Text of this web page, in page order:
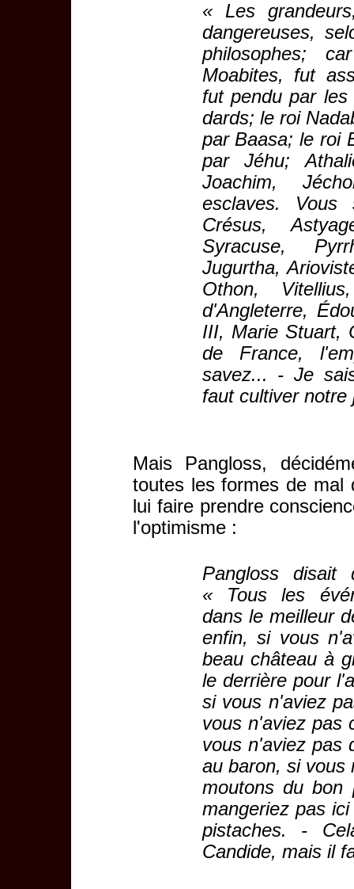
« Les
dangereuses,
philosophes;
Moabites, fut
fut pendu par
dards; le roi
par Baasa; le roi
par Jéhu;
Joachim,
esclaves. Vous
Crésus,
Syracuse,
Jugurtha,
Othon,
d'Angleterre,
III, Marie Stuart,
de France,
savez... - Je
faut cultiver notre
Mais Pangloss,
toutes les formes de mal
lui faire prendre
l'optimisme :
Pangloss disait
« Tous les
dans le meilleur
enfin, si vous
beau château à
le derrière pour
si vous n'aviez
vous n'aviez pas
vous n'aviez pas
au baron, si vous
moutons du bon
mangeriez pas
pistaches. -
Candide, mais il